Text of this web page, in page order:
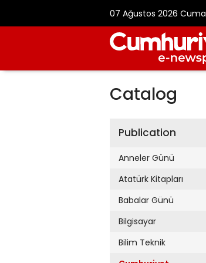
07 Ağustos 2026 Cuma
Catalog
Publication
Anneler Günü
Atatürk Kitapları
Babalar Günü
Bilgisayar
Bilim Teknik